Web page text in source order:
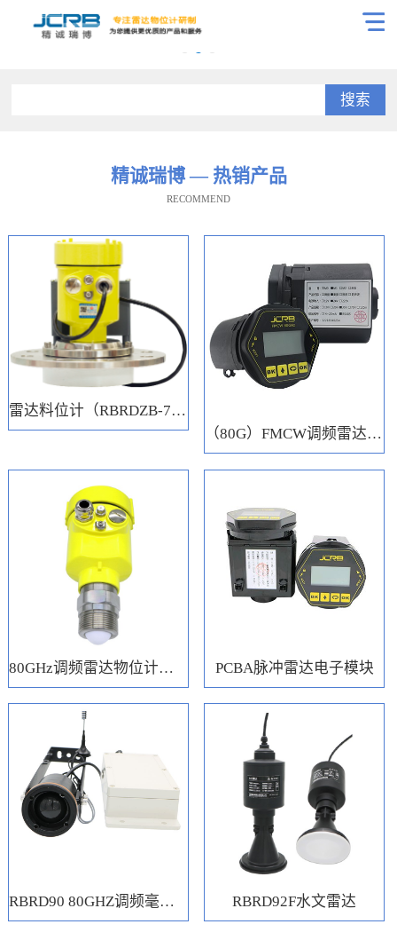
搜索
精诚瑞博 — 热销产品
RECOMMEND
雷达料位计（RBRDZB-71-6-C）
（80G）FMCW调频雷达电子模块
80GHz调频雷达物位计（RBRD71） PCBA脉冲雷达电子模块
RBRD90 80GHZ调频毫米波水位计 RBRD92F水文雷达